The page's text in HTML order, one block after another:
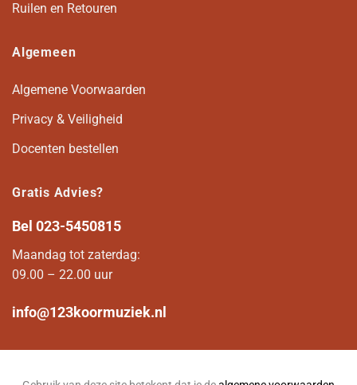
Ruilen en Retouren
Algemeen
Algemene Voorwaarden
Privacy & Veiligheid
Docenten bestellen
Gratis Advies?
Bel 023-5450815
Maandag tot zaterdag:
09.00 – 22.00 uur
info@123koormuziek.nl